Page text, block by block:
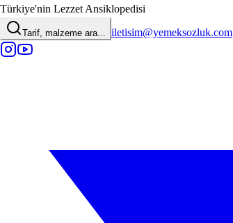
Türkiye'nin Lezzet Ansiklopedisi
Tarif, malzeme ara... iletisim@yemeksozluk.com